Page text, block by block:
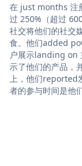
在 just months 注
过 250%（超过
社交将他们的社交
食。他们added
户展示landing on
示了他们的产品，
上，他们reported
者的参与时间是他